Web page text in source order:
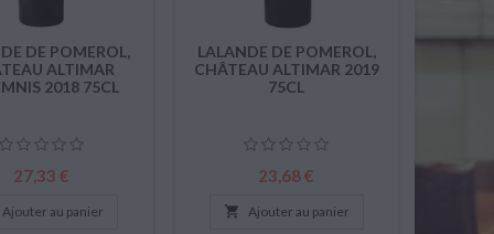
DE POMEROL,
ALTIMAR
2018 75CL
Prix
27,33 €
Ajouter au panier
LALANDE DE POMEROL,
CHÂTEAU ALTIMAR 2019
75CL
Prix
23,68 €
 Ajouter au panier